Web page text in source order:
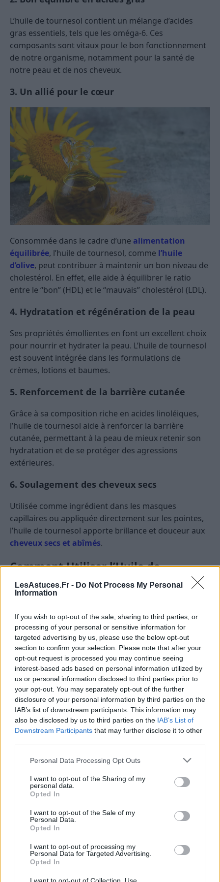
LesAstuces.Fr - Do Not Process My Personal
Information
If you wish to opt-out of the sale, sharing to third parties, or
processing of your personal or sensitive information for
targeted advertising by us, please use the below opt-out
section to confirm your selection. Please note that after your
opt-out request is processed you may continue seeing
interest-based ads based on personal information utilized by
us or personal information disclosed to third parties prior to
your opt-out. You may separately opt-out of the further
disclosure of your personal information by third parties on the
IAB’s list of downstream participants. This information may
also be disclosed by us to third parties on the IAB’s List of
Downstream Participants that may further disclose it to other
Personal Data Processing Opt Outs
I want to opt-out of the Sharing of my
personal data.
Opted In
I want to opt-out of the Sale of my
Personal Data.
Opted In
I want to opt-out of processing my
Personal Data for Targeted Advertising.
Opted In
L’huile de tournesol contient un mélange d’acides
gras essentiels, tels que les oméga-6. Ces
composants sont vitaux pour le bon fonctionnement
de notre organisme, notamment pour la santé de
notre peau et de nos cheveux.
3. Un allié pour le cœur
Consommée dans le cadre d’une alimentation
équilibrée, l’huile de tournesol, comme l’huile
d’olive, peut contribuer à maintenir un bon niveau de
cholestérol. En effet, elle aide à équilibrer le ratio
entre le “bon” (HDL) et le “mauvais” cholestérol (LDL).
4. Hydratation et régénération de la peau
Ses propriétés émollientes en font un excellent choix
pour nourrir et hydrater la peau. L’huile de tournesol
est souvent intégrée dans les formulations de
crèmes, lotions et baumes.
5. Renforcement de la barrière cutanée
Grâce à sa composition riche en acides linoléiques,
l’huile de tournesol aide à renforcer la barrière
cutanée, permettant à la peau de mieux retenir son
hydratation et de se protéger des agressions
extérieures.
6. Soulagement des cheveux secs
Utilisée comme ingrédient dans les masques
capillaires ou appliquée directement sur les pointes,
l’huile de tournesol apporte brillance et douceur aux
cheveux secs et abîmés.
Comment Utiliser l’Huile de
Tournesol en cuisine
polyvalence, est un indispensable en cuisine. Qu’il
s’agisse de friture, d’assaisonnement ou de pâtisserie,
voici comment en tirer le meilleur parti.
Friture : L’Alliée du Croustillant
Température stable : L’huile de tournesol
possède un point de fumée élevé, la rendant
idéale pour la friture. Elle garantit une cuisson
homogène, pour des aliments croustillants et
dorés.